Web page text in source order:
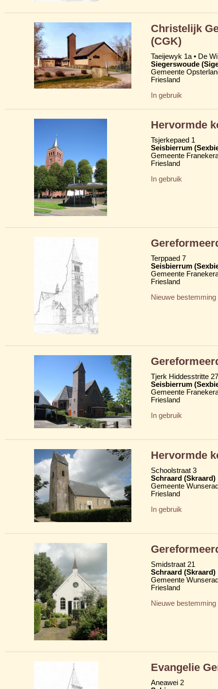
Christelijk
(CGK)
Taeijewyk 1a • De
Siegerswoude
Gemeente
Friesland
In gebruik
Hervormde
Tsjerkepaed 1
Seisbierrum
Gemeente
Friesland
In gebruik
Terppaed 7
Seisbierrum
Gemeente
Friesland
Nieuwe bestemming
Tjerk Hiddesstritte 27
Seisbierrum
Gemeente
Friesland
In gebruik
Hervormde
Schoolstraat 3
Schraard (Skraard)
Gemeente
Friesland
In gebruik
Smidstraat 21
Schraard (Skraard)
Gemeente
Friesland
Nieuwe bestemming
Evangelie
Aneawei 2